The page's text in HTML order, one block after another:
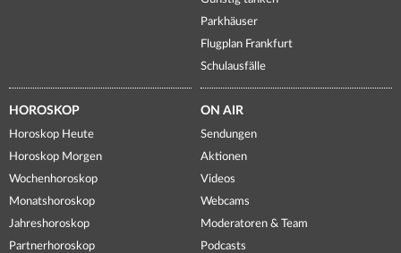
Parkhäuser
Flugplan Frankfurt
Schulausfälle
HOROSKOP
Horoskop Heute
Horoskop Morgen
Wochenhoroskop
Monatshoroskop
Jahreshoroskop
Partnerhoroskop
ON AIR
Sendungen
Aktionen
Videos
Webcams
Moderatoren & Team
Podcasts